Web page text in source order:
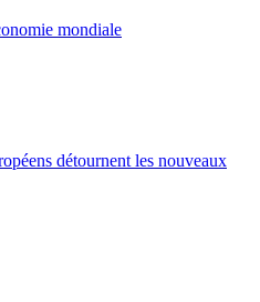
mondiale
détournent les nouveaux